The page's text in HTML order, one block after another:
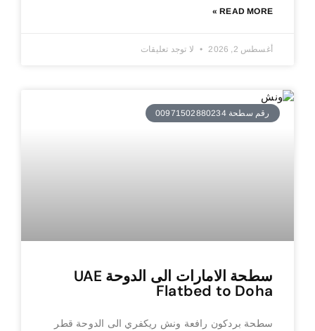
READ MORE »
أغسطس 2, 2026 لا توجد تعليقات
رقم سطحة 00971502880234
سطحة الامارات الى الدوحة UAE
Flatbed to Doha
سطحة بردكون رافعة ونش ريكفري الى الدوحة قطر